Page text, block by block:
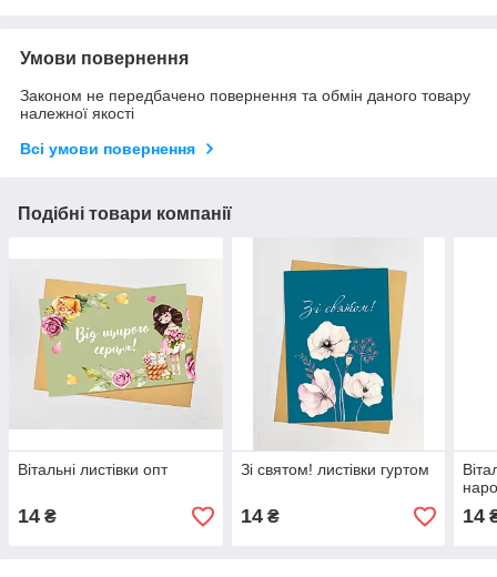
Умови повернення
Законом не передбачено повернення та обмін даного товару
належної якості
Всі умови повернення
Подібні товари компанії
Вітальні листівки опт
14 ₴
Зі святом! листівки гуртом
14₴ 14